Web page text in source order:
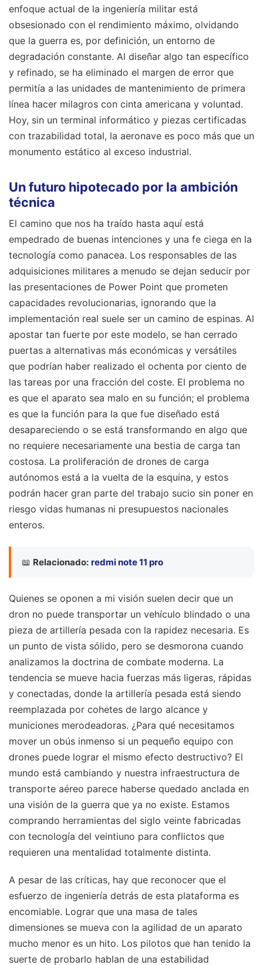
enfoque actual de la ingeniería militar está
obsesionado con el rendimiento máximo, olvidando
que la guerra es, por definición, un entorno de
degradación constante. Al diseñar algo tan específico
y refinado, se ha eliminado el margen de error que
permitía a las unidades de mantenimiento de primera
línea hacer milagros con cinta americana y voluntad.
Hoy, sin un terminal informático y piezas certificadas
con trazabilidad total, la aeronave es poco más que un
monumento estático al exceso industrial.
Un futuro hipotecado por la ambición
técnica
El camino que nos ha traído hasta aquí está
empedrado de buenas intenciones y una fe ciega en la
tecnología como panacea. Los responsables de las
adquisiciones militares a menudo se dejan seducir por
las presentaciones de Power Point que prometen
capacidades revolucionarias, ignorando que la
implementación real suele ser un camino de espinas. Al
apostar tan fuerte por este modelo, se han cerrado
puertas a alternativas más económicas y versátiles
que podrían haber realizado el ochenta por ciento de
las tareas por una fracción del coste. El problema no
es que el aparato sea malo en su función; el problema
es que la función para la que fue diseñado está
desapareciendo o se está transformando en algo que
no requiere necesariamente una bestia de carga tan
costosa. La proliferación de drones de carga
autónomos está a la vuelta de la esquina, y estos
podrán hacer gran parte del trabajo sucio sin poner en
riesgo vidas humanas ni presupuestos nacionales
enteros.
📖 Relacionado: redmi note 11 pro
Quienes se oponen a mi visión suelen decir que un
dron no puede transportar un vehículo blindado o una
pieza de artillería pesada con la rapidez necesaria. Es
un punto de vista sólido, pero se desmorona cuando
analizamos la doctrina de combate moderna. La
tendencia se mueve hacia fuerzas más ligeras, rápidas
y conectadas, donde la artillería pesada está siendo
reemplazada por cohetes de largo alcance y
municiones merodeadoras. ¿Para qué necesitamos
mover un obús inmenso si un pequeño equipo con
drones puede lograr el mismo efecto destructivo? El
mundo está cambiando y nuestra infraestructura de
transporte aéreo parece haberse quedado anclada en
una visión de la guerra que ya no existe. Estamos
comprando herramientas del siglo veinte fabricadas
con tecnología del veintiuno para conflictos que
requieren una mentalidad totalmente distinta.
A pesar de las críticas, hay que reconocer que el
esfuerzo de ingeniería detrás de esta plataforma es
encomiable. Lograr que una masa de tales
dimensiones se mueva con la agilidad de un aparato
mucho menor es un hito. Los pilotos que han tenido la
suerte de probarlo hablan de una estabilidad